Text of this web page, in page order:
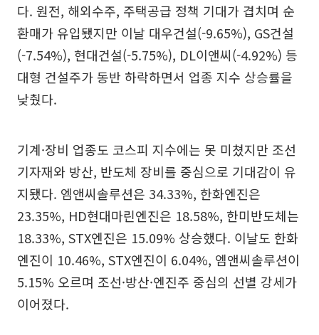
다. 원전, 해외수주, 주택공급 정책 기대가 겹치며 순
환매가 유입됐지만 이날 대우건설(-9.65%), GS건설
(-7.54%), 현대건설(-5.75%), DL이앤씨(-4.92%) 등
대형 건설주가 동반 하락하면서 업종 지수 상승률을
낮췄다.
기계·장비 업종도 코스피 지수에는 못 미쳤지만 조선
기자재와 방산, 반도체 장비를 중심으로 기대감이 유
지됐다. 엠앤씨솔루션은 34.33%, 한화엔진은
23.35%, HD현대마린엔진은 18.58%, 한미반도체는
18.33%, STX엔진은 15.09% 상승했다. 이날도 한화
엔진이 10.46%, STX엔진이 6.04%, 엠앤씨솔루션이
5.15% 오르며 조선·방산·엔진주 중심의 선별 강세가
이어졌다.